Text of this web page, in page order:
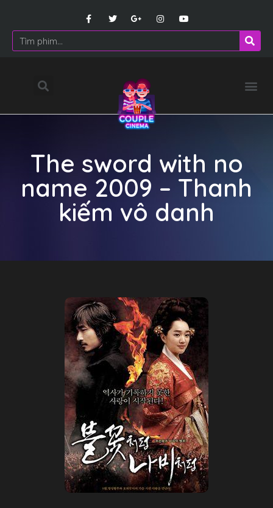
The sword with no
name 2009 – Thanh
kiếm vô danh